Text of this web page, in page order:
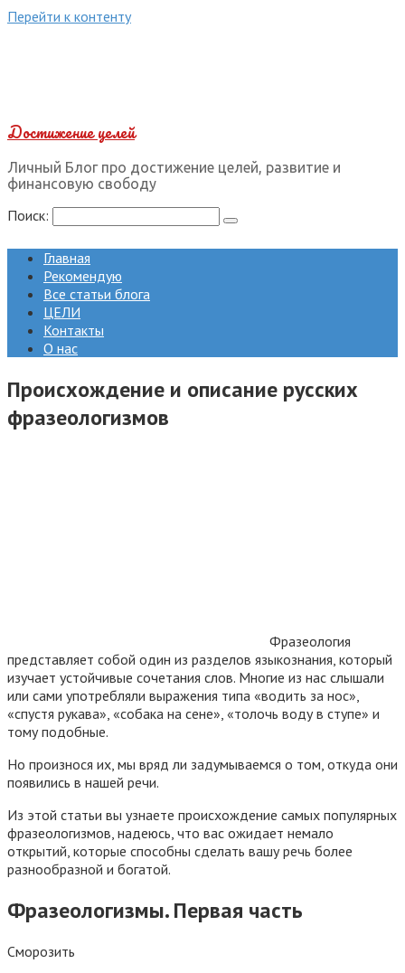
Перейти к контенту
Достижение целей
Личный Блог про достижение целей, развитие и
финансовую свободу
Поиск:
Главная
Рекомендую
Все статьи блога
ЦЕЛИ
Контакты
О нас
Происхождение и описание русских
фразеологизмов
Фразеология
представляет собой один из разделов языкознания, который
изучает устойчивые сочетания слов. Многие из нас слышали
или сами употребляли выражения типа «водить за нос»,
«спустя рукава», «собака на сене», «толочь воду в ступе» и
тому подобные.
Но произнося их, мы вряд ли задумываемся о том, откуда они
появились в нашей речи.
Из этой статьи вы узнаете происхождение самых популярных
фразеологизмов, надеюсь, что вас ожидает немало
открытий, которые способны сделать вашу речь более
разнообразной и богатой.
Фразеологизмы. Первая часть
Сморозить